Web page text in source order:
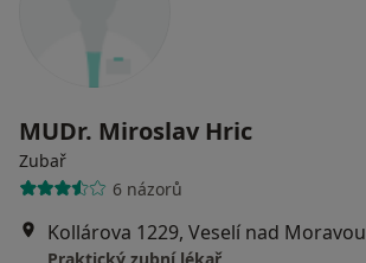
MUDr. Miroslav Hric
Zubař
6 názorů
Kollárova 1229, Veselí nad Moravou